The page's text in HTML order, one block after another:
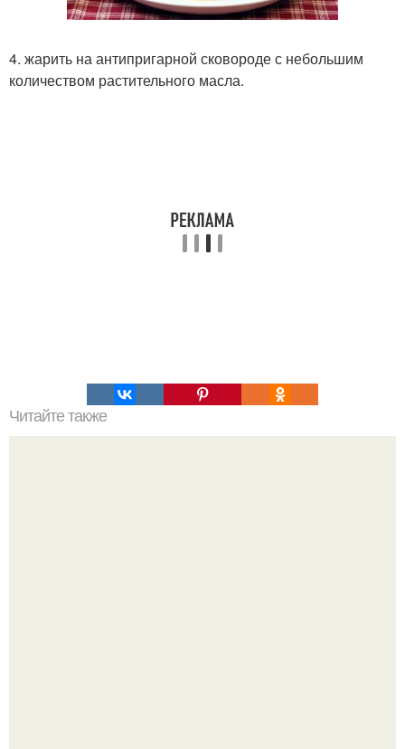
4. жарить на антипригарной сковороде с небольшим
количеством растительного масла.
Читайте также